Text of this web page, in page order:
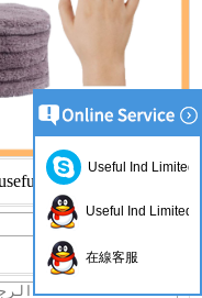
Useful Ind Limited
Useful Ind Limited
在線客服